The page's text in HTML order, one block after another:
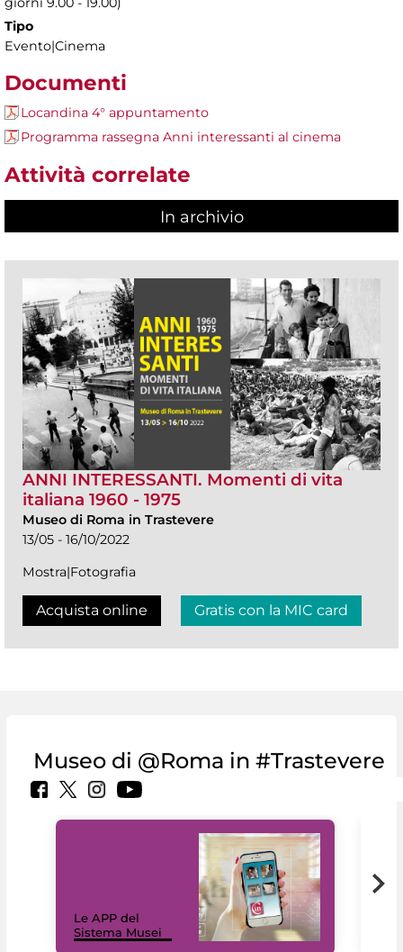
Tipo
Evento|Cinema
Documenti
Locandina 4° appuntamento
Programma rassegna Anni interessanti al cinema
Attività correlate
In archivio
ANNI INTERESSANTI. Momenti di vita
italiana 1960 - 1975
Museo di Roma in Trastevere
13/05 - 16/10/2022
Mostra|Fotografia
Acquista online Gratis con la MIC card
Museo di @Roma in #Trastevere
Le APP del
Sistema Musei